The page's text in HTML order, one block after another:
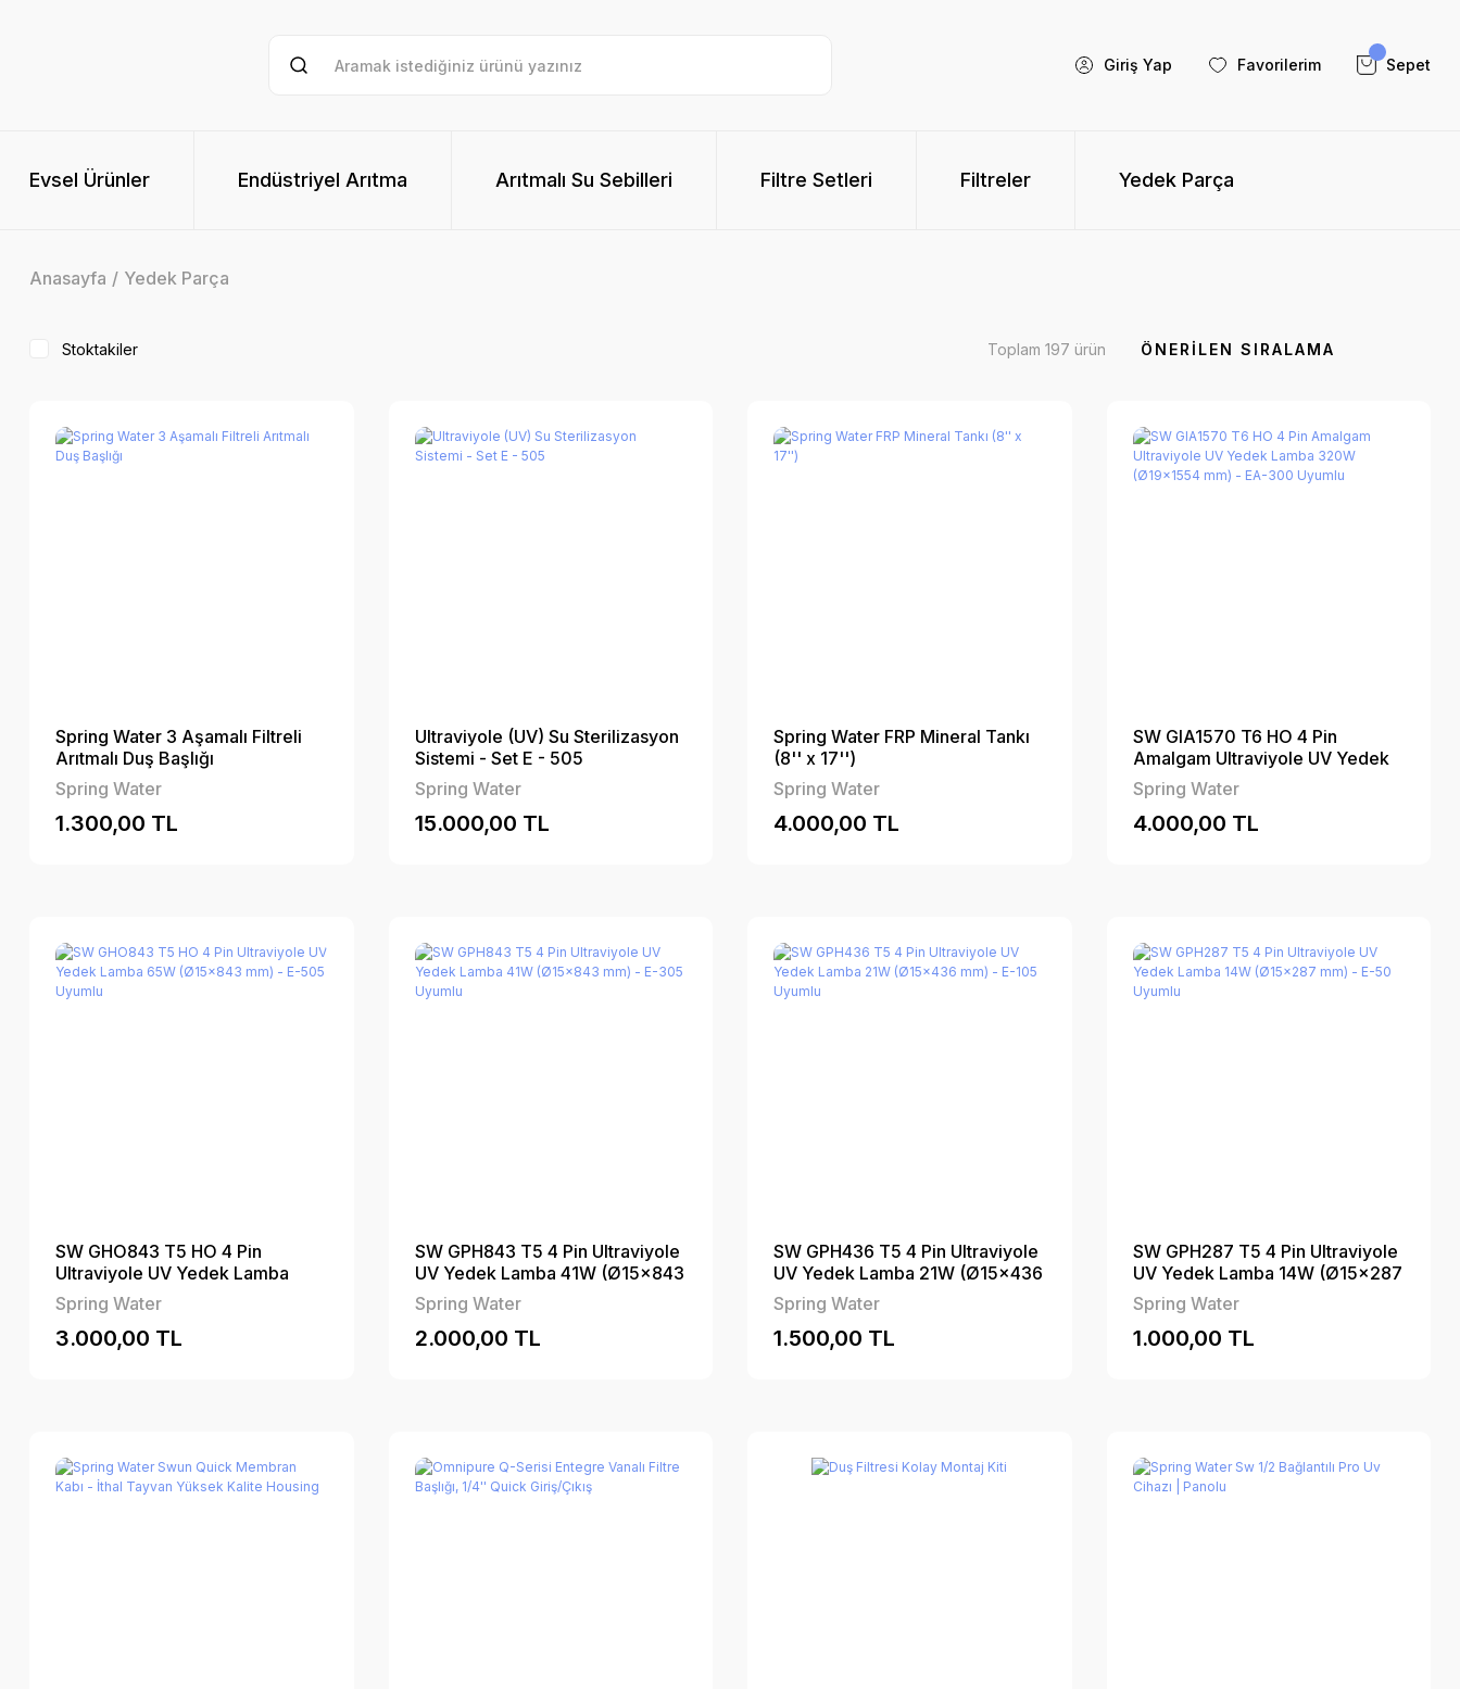
Giriş Yap Favorilerim Sepet
Evsel Ürünler Endüstriyel Arıtma Arıtmalı Su Sebilleri Filtre Setleri Filtreler Yedek Parça
Anasayfa Yedek Parça
Stoktakiler Toplam 197 ürün
Spring Water 3 Aşamalı Filtreli
Arıtmalı Duş Başlığı
Spring Water
1.300,00 TL
Ultraviyole (UV) Su Sterilizasyon
Sistemi - Set E - 505
Spring Water
15.000,00 TL
Spring Water FRP Mineral Tankı
(8'' x 17'')
Spring Water
4.000,00 TL
SW GIA1570 T6 HO 4 Pin
Amalgam Ultraviyole UV Yedek
Lamba 320W (Ø19×1554 mm) -
EA-300 Uyumlu
Spring Water
4.000,00 TL
SW GHO843 T5 HO 4 Pin
Ultraviyole UV Yedek Lamba
65W (Ø15×843 mm) - E-505
Uyumlu
Spring Water
3.000,00 TL
SW GPH843 T5 4 Pin Ultraviyole
UV Yedek Lamba 41W (Ø15×843
mm) - E-305 Uyumlu
Spring Water
2.000,00 TL
SW GPH436 T5 4 Pin Ultraviyole
UV Yedek Lamba 21W (Ø15×436
mm) - E-105 Uyumlu
Spring Water
1.500,00 TL
SW GPH287 T5 4 Pin Ultraviyole
UV Yedek Lamba 14W (Ø15×287
mm) - E-50 Uyumlu
Spring Water
1.000,00 TL